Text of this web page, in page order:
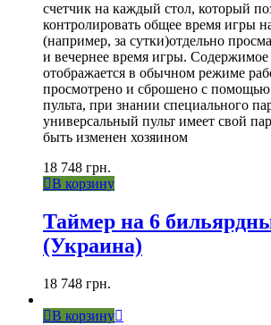
счетчик на каждый стол, который
контролировать общее время игры
(например, за сутки)отдельно
и вечернее время игры. Содержимое
отображается в обычном режиме
просмотрено и сброшено с помощью
пульта, при знании специального
универсальный пульт имеет свой
быть изменен хозяином
18 748 грн.
В корзину
Таймер на 6
(Украина)
18 748 грн.
В корзину